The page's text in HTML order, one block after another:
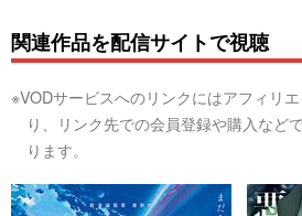
関連作品を配信サイトで視聴
※VODサービスへのリンクにはアフィリ
り、リンク先での会員登録や購入など
ります。